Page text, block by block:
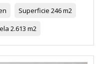
Superficie 246 m2
2.613 m2